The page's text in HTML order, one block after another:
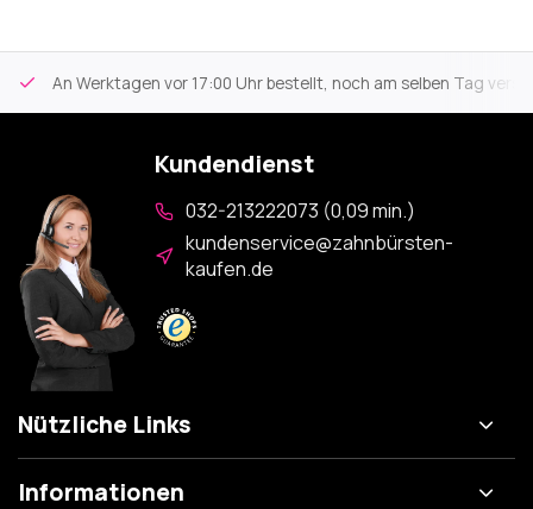
An Werktagen vor 17:00 Uhr bestellt, noch am selben Tag
Kundendienst
032-213222073 (0,09 min.)
kundenservice@zahnbürsten-
kaufen.de
Nützliche Links
Informationen